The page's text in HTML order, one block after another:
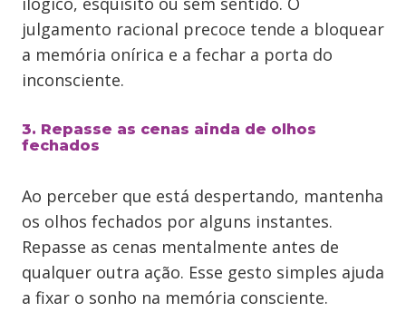
julgamento racional precoce tende a bloquear
a memória onírica e a fechar a porta do
inconsciente.
3. Repasse as cenas ainda de olhos
fechados
Ao perceber que está despertando, mantenha
os olhos fechados por alguns instantes.
Repasse as cenas mentalmente antes de
qualquer outra ação. Esse gesto simples ajuda
a fixar o sonho na memória consciente.